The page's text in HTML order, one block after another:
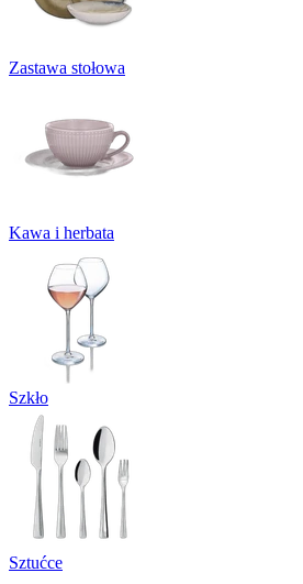
Zastawa stołowa
Kawa i herbata
Szkło
Sztućce